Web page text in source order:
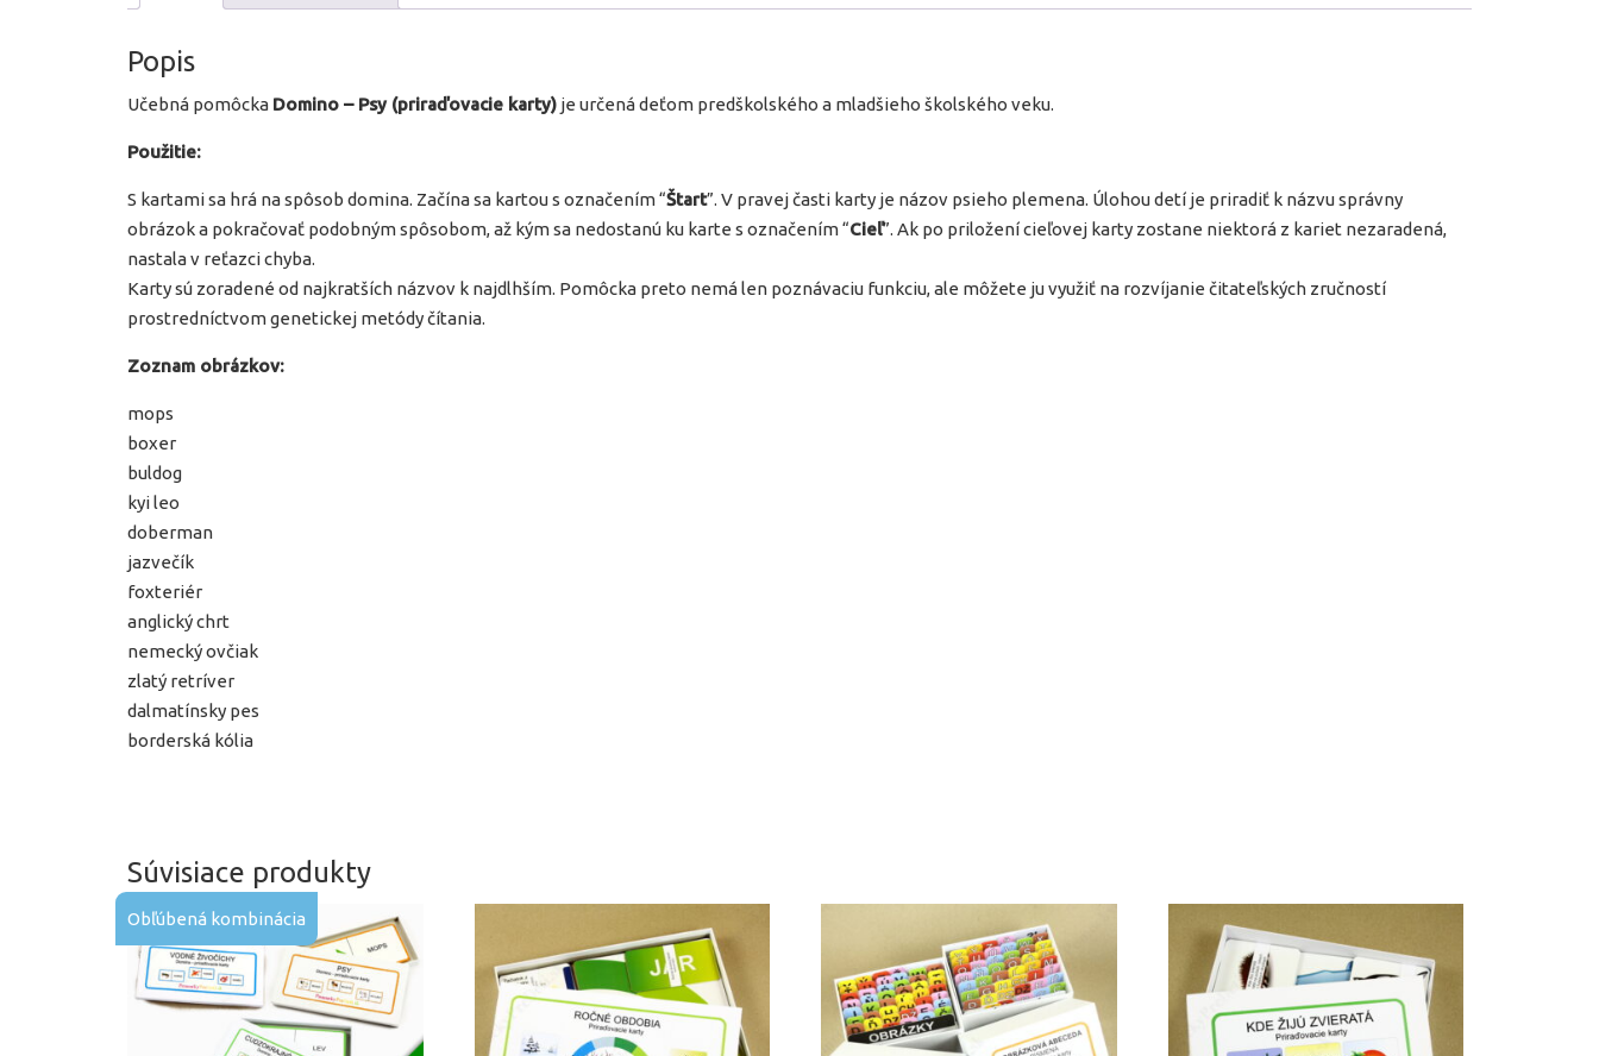
Popis
Učebná pomôcka Domino – Psy (priraďovacie karty) je určená deťom predškolského a mladšieho školského veku.
Použitie:
S kartami sa hrá na spôsob domina. Začína sa kartou s označením “Štart”. V pravej časti karty je názov psieho plemena. Úlohou detí je priradiť k názvu správny
obrázok a pokračovať podobným spôsobom, až kým sa nedostanú ku karte s označením “Cieľ”. Ak po priložení cieľovej karty zostane niektorá z kariet nezaradená,
nastala v reťazci chyba.
Karty sú zoradené od najkratších názvov k najdlhším. Pomôcka preto nemá len poznávaciu funkciu, ale môžete ju využiť na rozvíjanie čitateľských zručností
prostredníctvom genetickej metódy čítania.
Zoznam obrázkov:
mops
boxer
buldog
kyi leo
doberman
jazvečík
foxteriér
anglický chrt
nemecký ovčiak
zlatý retríver
dalmatínsky pes
borderská kólia
Súvisiace produkty
Obľúbená kombinácia